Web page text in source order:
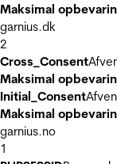
Maksimal
garnius.dk
2
Cross_Consent
Maksimal
Initial_Consent
Maksimal
garnius.no
1